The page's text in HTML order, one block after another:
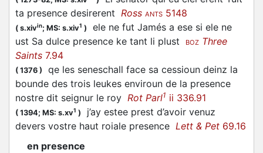
ta presence desirerent Ross ANTS 5148
( s.xivin; MS: s.xiv1 )
ele ne fut Jamés a ese si ele ne
ust Sa dulce presence ke tant li plust
BOZ Three
Saints 7.94
( 1376 )
qe les seneschall face sa cessioun deinz la
bounde des trois leukes enviroun de la presence
nostre dit seignur le roy Rot Parl1 ii 336.91
( 1394; MS: s.xv1 )
j’ay estee prest d’avoir venuz
devers vostre haut roiale presence Lett & Pet 69.16
en presence